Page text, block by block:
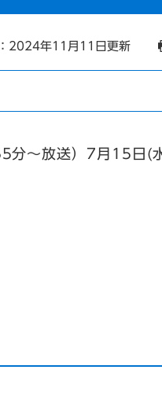
2024年11月11日更新
分～放送）7月15日(